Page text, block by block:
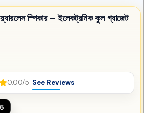
স্পিকার – ইলেকট্রনিক কুল গ্যাজেট
0.00/5 See Reviews